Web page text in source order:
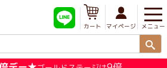
メニュー
マイページ
カート